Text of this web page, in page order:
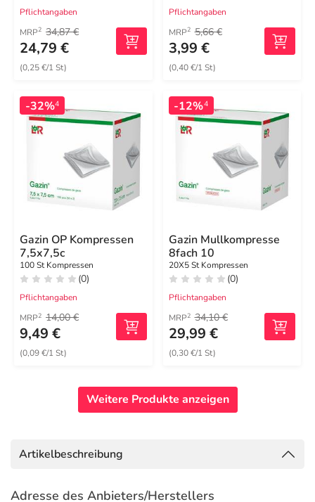
Pflichtangaben
MRP2 34,87 €
24,79 €
(0,25 €/1 St)
Pflichtangaben
MRP2 5,66 €
3,99 €
(0,40 €/1 St)
-32%4
Gazin OP Kompressen
7,5x7,5c
100 St Kompressen
(0)
Pflichtangaben
MRP2 14,00 €
9,49 €
(0,09 €/1 St)
-12%4
Gazin Mullkompresse
8fach 10
20X5 St Kompressen
(0)
Pflichtangaben
MRP2 34,10 €
29,99 €
(0,30 €/1 St)
Weitere Produkte anzeigen
Artikelbeschreibung
Adresse des Anbieters/Herstellers